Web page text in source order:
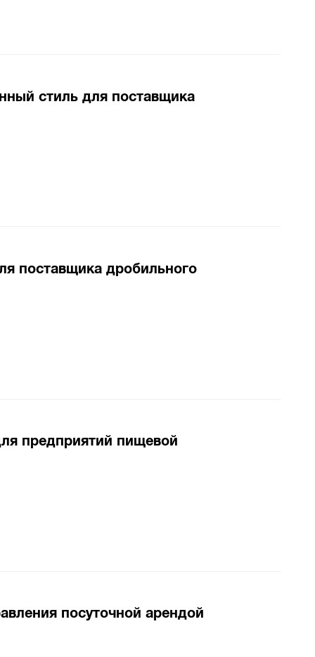
стиль для поставщика
поставщика дробильного
предприятий пищевой
посуточной арендой